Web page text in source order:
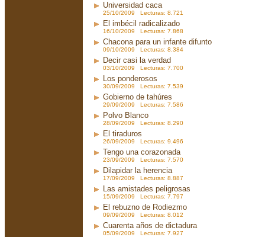
Universidad caca
25/10/2009 Lecturas: 8.721
El imbécil radicalizado
16/10/2009 Lecturas: 7.868
Chacona para un infante difunto
09/10/2009 Lecturas: 8.384
Decir casi la verdad
03/10/2009 Lecturas: 7.700
Los ponderosos
30/09/2009 Lecturas: 7.539
Gobierno de tahúres
29/09/2009 Lecturas: 7.586
Polvo Blanco
28/09/2009 Lecturas: 8.290
El tiraduros
26/09/2009 Lecturas: 9.496
Tengo una corazonada
23/09/2009 Lecturas: 7.570
Dilapidar la herencia
17/09/2009 Lecturas: 8.887
Las amistades peligrosas
15/09/2009 Lecturas: 7.797
El rebuzno de Rodiezmo
09/09/2009 Lecturas: 8.012
Cuarenta años de dictadura
05/09/2009 Lecturas: 7.927